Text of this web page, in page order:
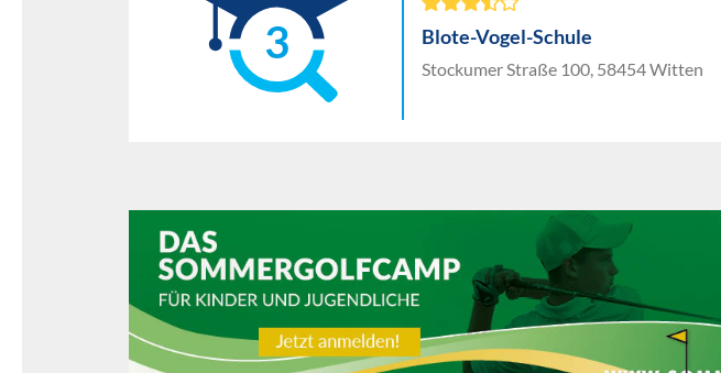
3 Blote-Vogel-Schule
Stockumer Straße 100, 58454 Witten